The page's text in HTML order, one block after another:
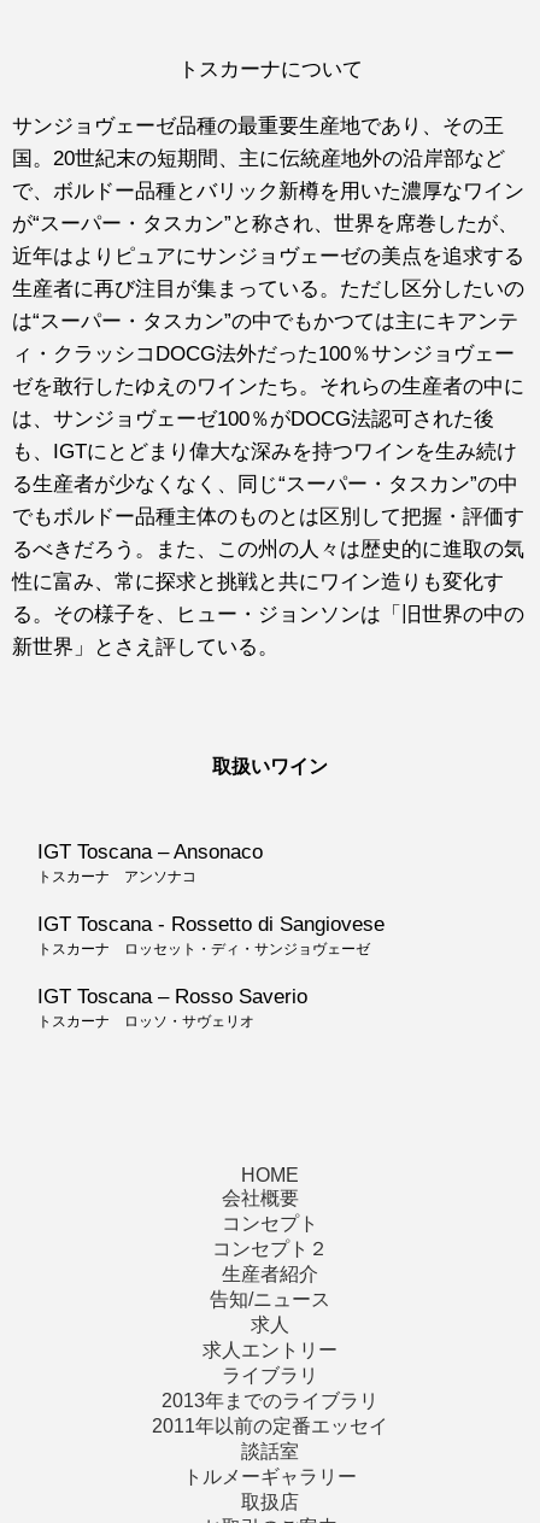
トスカーナについて
サンジョヴェーゼ品種の最重要生産地であり、その王
国。20世紀末の短期間、主に伝統産地外の沿岸部など
で、ボルドー品種とバリック新樽を用いた濃厚なワイン
が“スーパー・タスカン”と称され、世界を席巻したが、
近年はよりピュアにサンジョヴェーゼの美点を追求する
生産者に再び注目が集まっている。ただし区分したいの
は“スーパー・タスカン”の中でもかつては主にキアンテ
ィ・クラッシコDOCG法外だった100％サンジョヴェー
ゼを敢行したゆえのワインたち。それらの生産者の中に
は、サンジョヴェーゼ100％がDOCG法認可された後
も、IGTにとどまり偉大な深みを持つワインを生み続け
る生産者が少なくなく、同じ“スーパー・タスカン”の中
でもボルドー品種主体のものとは区別して把握・評価す
るべきだろう。また、この州の人々は歴史的に進取の気
性に富み、常に探求と挑戦と共にワイン造りも変化す
る。その様子を、ヒュー・ジョンソンは「旧世界の中の
新世界」とさえ評している。
取扱いワイン
IGT Toscana – Ansonaco
トスカーナ アンソナコ
IGT Toscana - Rossetto di Sangiovese
トスカーナ ロッセット・ディ・サンジョヴェーゼ
IGT Toscana – Rosso Saverio
トスカーナ ロッソ・サヴェリオ
HOME
会社概要
コンセプト
コンセプト２
生産者紹介
告知/ニュース
求人
求人エントリー
ライブラリ
2013年までのライブラリ
2011年以前の定番エッセイ
談話室
トルメーギャラリー
取扱店